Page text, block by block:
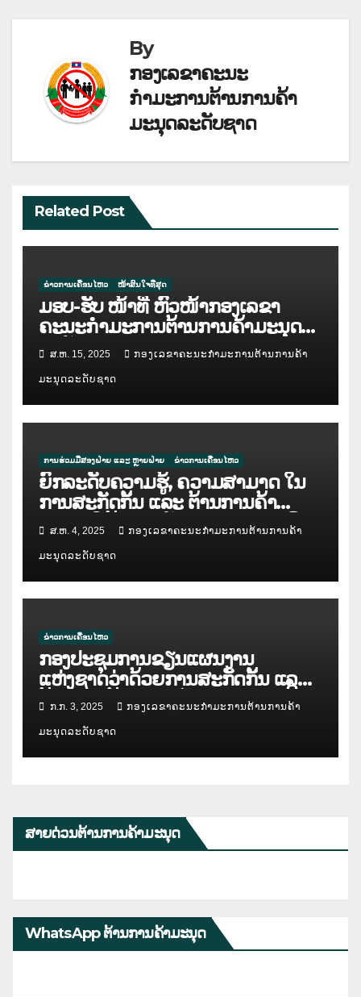
By
ກອງເລຂາຄະນະ
ກຳມະການຕ້ານການຄ້າ
ມະນຸດລະດັບຊາດ
Related Post
ຂ່າວການເຄື່ອນໄຫວ ໜ້າສົນໃຈທີ່ສຸດ
ມອບ-ຮັບ ໜ້າທີ່ ຫົວໜ້າກອງເລຂາ
ຄະນະກຳມະການຕ້ານການຄ້າມະນຸດ
ລະດັບຊາດ
ສ.ຫ. 15, 2025 ກອງເລຂາຄະນະກຳມະການຕ້ານການຄ້າ
ມະນຸດລະດັບຊາດ
ການຮ່ວມມືສອງຝ່າຍ ແລະ ຫຼາຍຝ່າຍ ຂ່າວການເຄື່ອນໄຫວ
ຍົກລະດັບຄວາມຮູ້, ຄວາມສາມາດ ໃນ
ການສະກັດກັ້ນ ແລະ ຕ້ານການຄ້າ
ມະນຸດ ໃຫ້ແກ່ກຳລັງຕຳຫຼວດປະຊາຊົນ
ສປປ ລາວ
ສ.ຫ. 4, 2025 ກອງເລຂາຄະນະກຳມະການຕ້ານການຄ້າ
ມະນຸດລະດັບຊາດ
ຂ່າວການເຄື່ອນໄຫວ
ກອງປະຊຸມການຂຽນແຜນງານ
ແຫ່ງຊາດວ່າດ້ວຍການສະກັດກັ້ນ ແລະ
ຕ້ານການຄ້າມະນຸດ ໄລຍະ IV ( ແຕ່ປີ
2026 – 2030 )
ກ.ກ. 3, 2025 ກອງເລຂາຄະນະກຳມະການຕ້ານການຄ້າ
ມະນຸດລະດັບຊາດ
ສາຍດ່ວນຕ້ານການຄ້າມະນຸດ
WhatsApp ຕ້ານການຄ້າມະນຸດ